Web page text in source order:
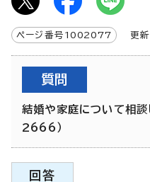
ページ番号 1002077 更新
質問
結婚や家庭について相
2666）
回答